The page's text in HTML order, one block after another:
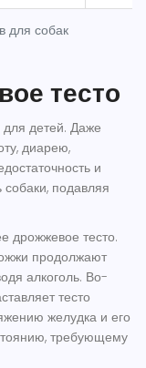
для собак
тесто
для детей. Даже
диарею,
и
подавляя
дрожжевое тесто.
продолжают
алкоголь. Во-
тесто
желудка и его
требующему